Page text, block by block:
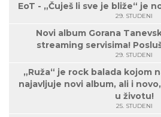
EoT - „Čuješ li sve je bliže“ je
29. STUDENI
Novi album Gorana
streaming servisima!
29. STUDENI
„Ruža“ je rock balada kojom
najavljuje novi album, ali i
u životu!
25. STUDENI